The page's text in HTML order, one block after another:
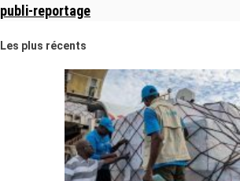
publi-reportage
Les plus récents